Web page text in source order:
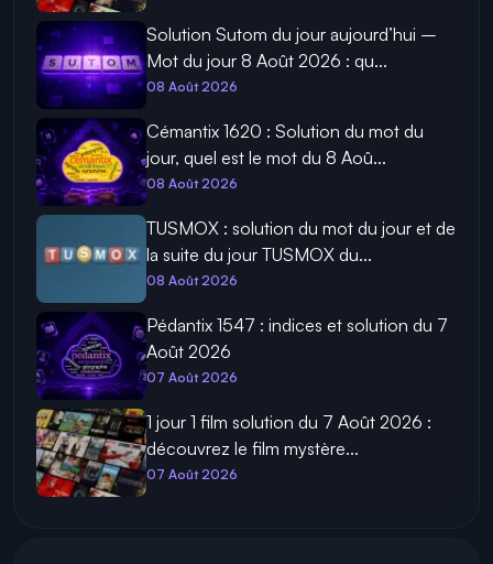
Solution Sutom du jour aujourd’hui –
Mot du jour 8 Août 2026 : qu...
08 Août 2026
Cémantix 1620 : Solution du mot du
jour, quel est le mot du 8 Aoû...
08 Août 2026
TUSMOX : solution du mot du jour et de
la suite du jour TUSMOX du...
08 Août 2026
Pédantix 1547 : indices et solution du 7
Août 2026
07 Août 2026
1 jour 1 film solution du 7 Août 2026 :
découvrez le film mystère...
07 Août 2026